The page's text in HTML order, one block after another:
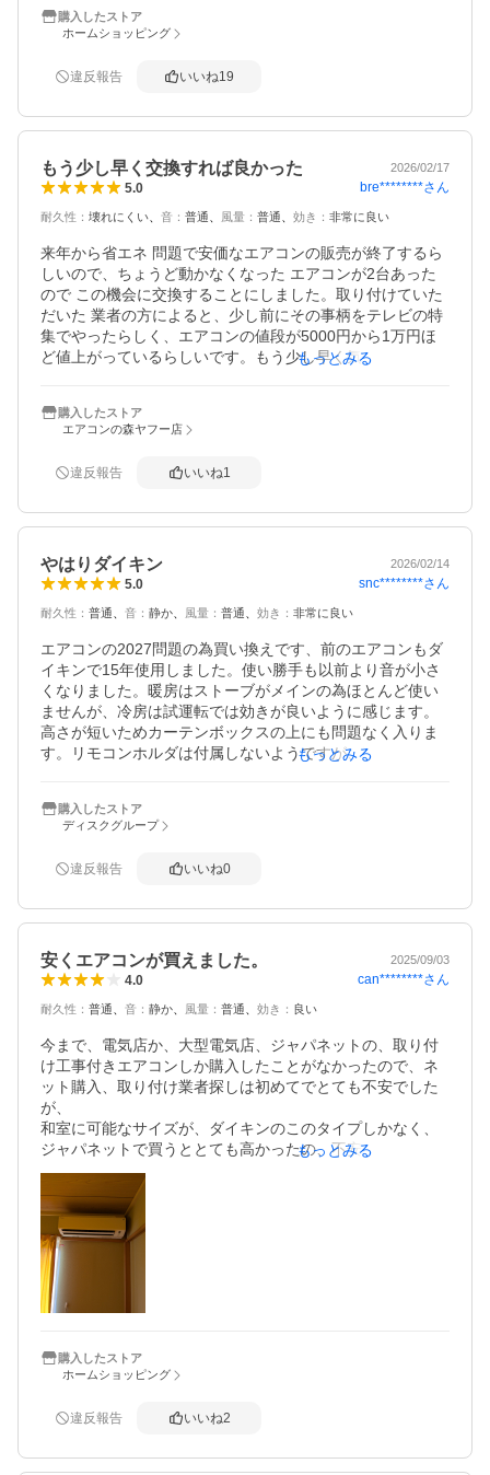
は、1時間ほどだった。
一概に、時間が長ければよいというわけではないだろう
かで、ここから冷媒が漏れたのだろうということ。また、
の部分も雑な仕事だったということを言っていた。
ダイキンは高かったので、このような安価な価格で購入で
きたのはほんとうによかった。
今日つけたばかりなので、本体の違いはよくわからない
ったので、本体もよいものではないかと期待している。
購入したストア
ホームショッピング
違反報告 いいね19
もう少し早く交換すれば良かった 2026/02/17
5.0 bre********さん
耐久性 ： 壊れにくい 音 ： 普通 風量 ： 普通 効き ： 非常に良い
来年から省エネ 問題で安価なエアコンの販売が終了するら
しいので、ちょうど動かなくなった エアコンが2台あった
ので この機会に交換することにしました。取り付けていた
だいた 業者の方によると、少し前にその事柄をテレビの特
集でやったらしく、エアコンの値段が5000円から1万円ほ
ど値上がっているらしいです。もう少し早く気がつけたら
すが、夏場は24時間つけっぱなしで部屋の温度差をなくし
快適な生活ができるのがとてもありがたいご時世です。し
グ もしやすいみたいで 業者の方も 購入するなら ダイキン
よ。三菱電機 霧ヶ峰らしいです。
もっとみる
購入したストア
エアコンの森ヤフー店
違反報告 いいね1
やはりダイキン 2026/02/14
5.0 snc********さん
耐久性 ： 普通 音 ： 静か 風量 ： 普通 効き ： 非常に良い
エアコンの2027問題の為買い換えです、前のエアコンもダ
イキンで15年使用しました。使い勝手も以前より音が小さ
くなりました。暖房はストーブがメインの為ほとんど使い
ませんが、冷房は試運転では効きが良いように感じます。
高さが短いためカーテンボックスの上にも問題なく入りま
す。リモコンホルダは付属しないようですが、以前のホル
効果はわかりません。最近のエアコンは安いシリーズでも
機能があるようですが、正直冷房暖房が効けば高機能モデ
き、修理代が高いのが欠点です。保険はぺいぺい保険を5年
できました。
もっとみる
購入したストア
ディスクグループ
違反報告 いいね0
安くエアコンが買えました。 2025/09/03
4.0 can********さん
耐久性 ： 普通 音 ： 静か 風量 ： 普通 効き ： 良い
今まで、電気店か、大型電気店、ジャパネットの、取り付
け工事付きエアコンしか購入したことがなかったので、ネ
ット購入、取り付け業者探しは初めてでとても不安でした
が、
和室に可能なサイズが、ダイキンのこのタイプしかなく、
ジャパネットで買うととても高かったの、不安な気持ち良
くながら、こちらで購入。
業者は、別で探す作戦を初めて経験しました。
お値段は、だいぶん安くついて、とてもよきだたで。
配送も、別の口コミで、箱が凹んでるとか、書き込みがあ
ったので不安でしたが、きちんと梱包して、注意シールも
貼ってました。
ただ、間の悪いことに、取り付けてもらったら、初期不良
と発覚し、すぐ翌日、ダイキンに来てもらって、きちんと
上手にすれば、お値段を安くダイキン商品で過ごす事が出
来ます。
もっとみる
購入したストア
ホームショッピング
違反報告 いいね2